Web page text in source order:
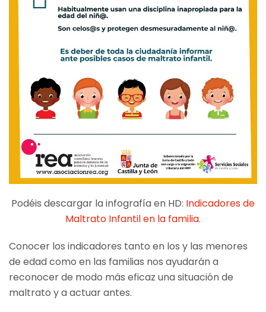
Podéis descargar la infografía en HD: Indicadores de
Maltrato Infantil en la familia.
Conocer los indicadores tanto en los y las menores
de edad como en las familias nos ayudarán a
reconocer de modo más eficaz una situación de
maltrato y a actuar antes.